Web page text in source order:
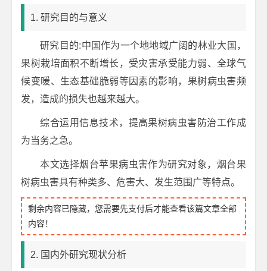
1. 研究目的与意义
研究目的:中国作为一个地地域广阔的林业大国，
果树栽培面积不断增长，受灾害承受能力弱、全球气
候变暖、生态基础脆弱等因素的影响，果树病虫害频
发，造成的损失也越来越大。
综合运用信息技术，提高果树病虫害防治工作成
为当务之急。
本文选择烟台苹果病虫害作为研究对象，烟台果
树病虫害具有种类多、危害大、发生范围广等特点。
剩余内容已隐藏，您需要先支付后才能查看该篇文章全部
内容！
2. 国内外研究现状分析